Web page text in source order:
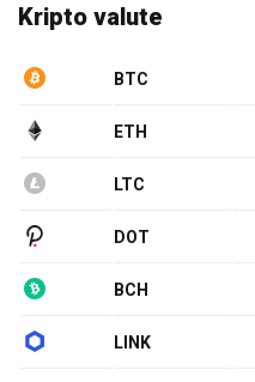
Kripto valute
BTC
ETH
LTC
DOT
BCH
LINK